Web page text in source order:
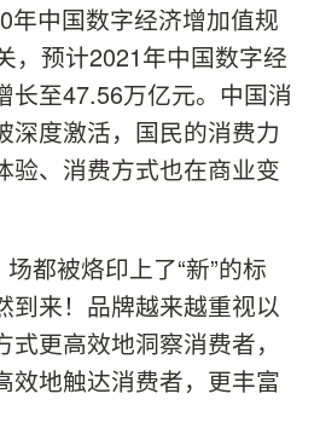
年中国数字经济增加值规
，预计2021年中国数字经
长至47.56万亿元。中国消
深度激活，国民的消费力
验、消费方式也在商业变
都被烙印上了“新”的标
到来！品牌越来越重视以
更高效地洞察消费者，
效地触达消费者，更丰富